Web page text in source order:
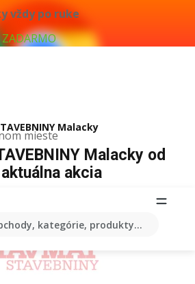
vždy po ruke
mieste
kategórie, produkty...
Malacky
Malacky od
akcia